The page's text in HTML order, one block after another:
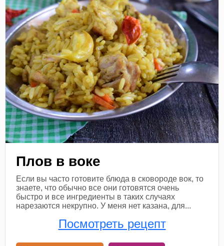
Плов в воке
Если вы часто готовите блюда в сковороде вок, то
знаете, что обычно все они готовятся очень
быстро и все ингредиенты в таких случаях
нарезаются некрупно. У меня нет казана, для...
Посмотреть рецепт